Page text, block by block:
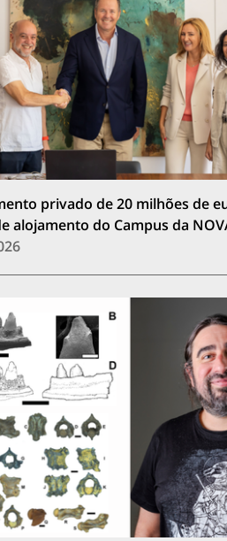
privado de 20 milhões de
alojamento do Campus da